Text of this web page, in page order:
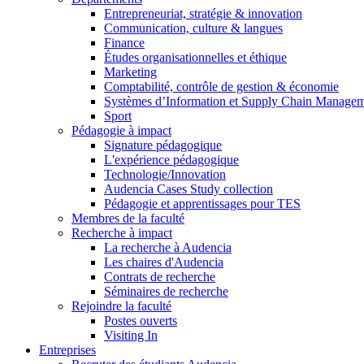
Entrepreneuriat, stratégie & innovation
Communication, culture & langues
Finance
Études organisationnelles et éthique
Marketing
Comptabilité, contrôle de gestion & économie
Systèmes d’Information et Supply Chain
Sport
Pédagogie à impact
Signature pédagogique
L'expérience pédagogique
Technologie/Innovation
Audencia Cases Study collection
Pédagogie et apprentissages pour TES
Membres de la faculté
Recherche à impact
La recherche à Audencia
Les chaires d'Audencia
Contrats de recherche
Séminaires de recherche
Rejoindre la faculté
Postes ouverts
Visiting In
Entreprises